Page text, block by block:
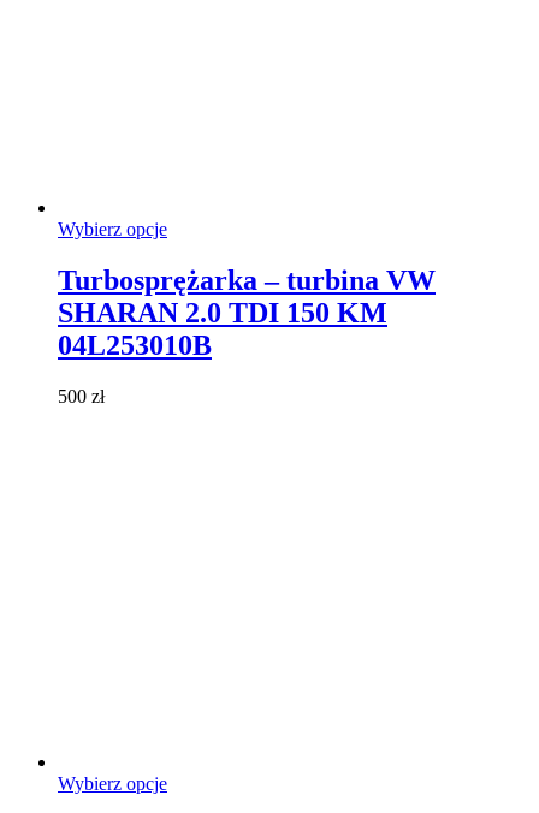
Wybierz opcjeTen
wiele
wariantów.
Opcje
można
Turbosprężarka – turbina VW
SHARAN 2.0 TDI 150 KM
04L253010B
500 zł
Wybierz opcjeTen